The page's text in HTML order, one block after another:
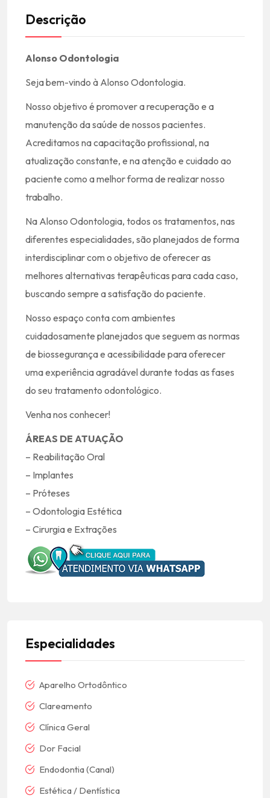
Descrição
Alonso Odontologia
Seja bem-vindo à Alonso Odontologia.
Nosso objetivo é promover a recuperação e a
manutenção da saúde de nossos pacientes.
Acreditamos na capacitação profissional, na
atualização constante, e na atenção e cuidado ao
paciente como a melhor forma de realizar nosso
trabalho.
Na Alonso Odontologia, todos os tratamentos, nas
diferentes especialidades, são planejados de forma
interdisciplinar com o objetivo de oferecer as
melhores alternativas terapêuticas para cada caso,
buscando sempre a satisfação do paciente.
Nosso espaço conta com ambientes
cuidadosamente planejados que seguem as normas
de biossegurança e acessibilidade para oferecer
uma experiência agradável durante todas as fases
do seu tratamento odontológico.
Venha nos conhecer!
ÁREAS DE ATUAÇÃO
– Reabilitação Oral
– Implantes
– Próteses
– Odontologia Estética
– Cirurgia e Extrações
Especialidades
Aparelho Ortodôntico
Clareamento
Clínica Geral
Dor Facial
Endodontia (Canal)
Estética / Dentística